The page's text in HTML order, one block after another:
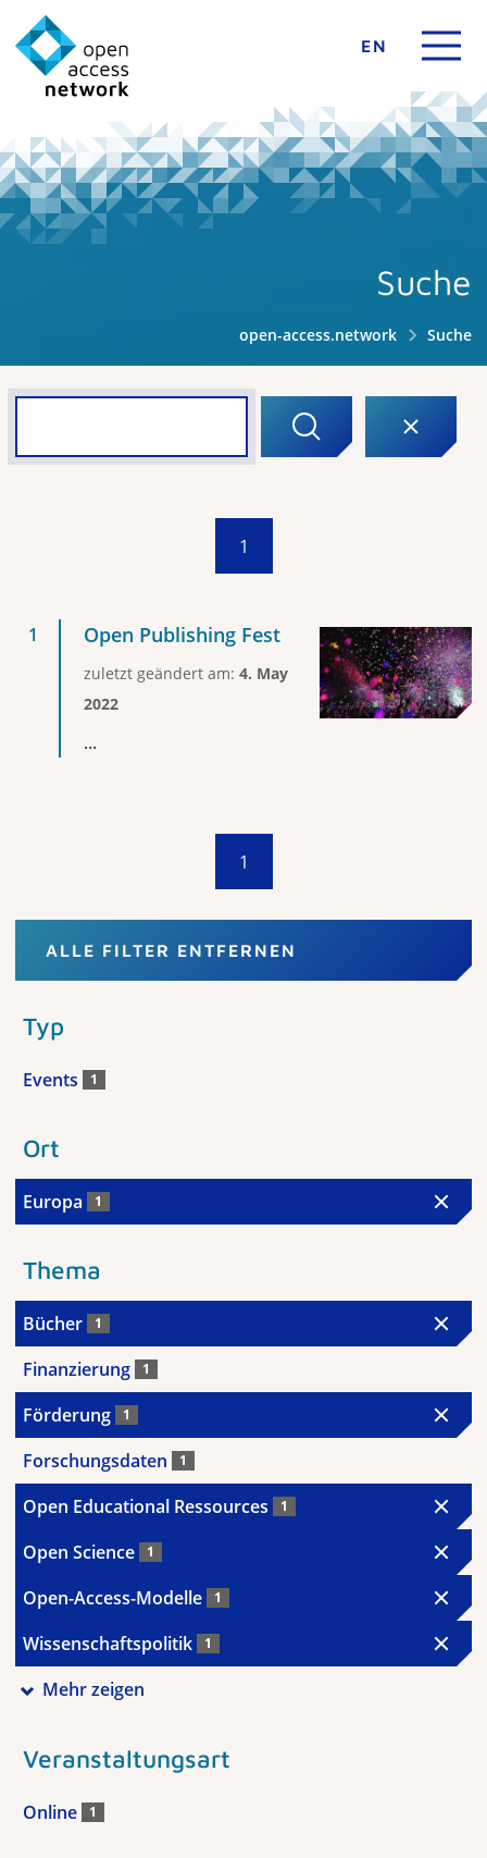
EN
Suche
open-access.network Suche
1
Open Publishing Fest
zuletzt geändert am: 4. May
2022
...
1
ALLE FILTER ENTFERNEN
Typ
Events 1
Ort
Europa 1
Thema
Bücher 1
Finanzierung 1
Förderung 1
Forschungsdaten 1
Open Educational Ressources 1
Open Science 1
Open-Access-Modelle 1
Wissenschaftspolitik 1
Mehr zeigen
Veranstaltungsart
Online 1